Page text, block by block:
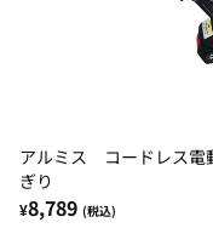
アルミス コードレス電
ぎり
¥8,789 (税込)